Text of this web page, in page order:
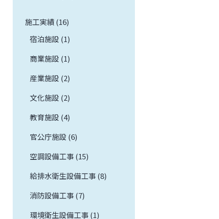
施工実績 (16)
宿泊施設 (1)
商業施設 (1)
産業施設 (2)
文化施設 (2)
教育施設 (4)
官公庁施設 (6)
空調設備工事 (15)
給排水衛生設備工事 (8)
消防設備工事 (7)
環境衛生設備工事 (1)